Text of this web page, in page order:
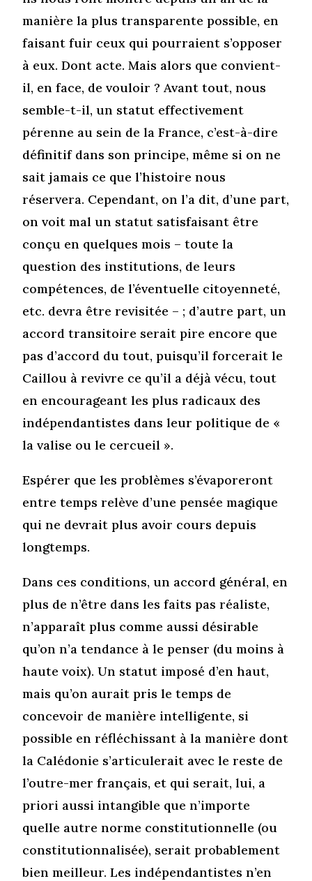
manière la plus transparente possible, en
faisant fuir ceux qui pourraient s’opposer
à eux. Dont acte. Mais alors que convient-
il, en face, de vouloir ? Avant tout, nous
semble-t-il, un statut effectivement
pérenne au sein de la France, c’est-à-dire
définitif dans son principe, même si on ne
sait jamais ce que l’histoire nous
réservera. Cependant, on l’a dit, d’une part,
on voit mal un statut satisfaisant être
conçu en quelques mois – toute la
question des institutions, de leurs
compétences, de l’éventuelle citoyenneté,
etc. devra être revisitée – ; d’autre part, un
accord transitoire serait pire encore que
pas d’accord du tout, puisqu’il forcerait le
Caillou à revivre ce qu’il a déjà vécu, tout
en encourageant les plus radicaux des
indépendantistes dans leur politique de «
la valise ou le cercueil ».
Espérer que les problèmes s’évaporeront
entre temps relève d’une pensée magique
qui ne devrait plus avoir cours depuis
longtemps.
Dans ces conditions, un accord général, en
plus de n’être dans les faits pas réaliste,
n’apparaît plus comme aussi désirable
qu’on n’a tendance à le penser (du moins à
haute voix). Un statut imposé d’en haut,
mais qu’on aurait pris le temps de
concevoir de manière intelligente, si
possible en réfléchissant à la manière dont
la Calédonie s’articulerait avec le reste de
l’outre-mer français, et qui serait, lui, a
priori aussi intangible que n’importe
quelle autre norme constitutionnelle (ou
constitutionnalisée), serait probablement
bien meilleur. Les indépendantistes n’en